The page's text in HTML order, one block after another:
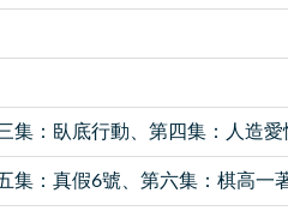
集：臥底行動、第四集：人造愛
集：真假6號、第六集：棋高一